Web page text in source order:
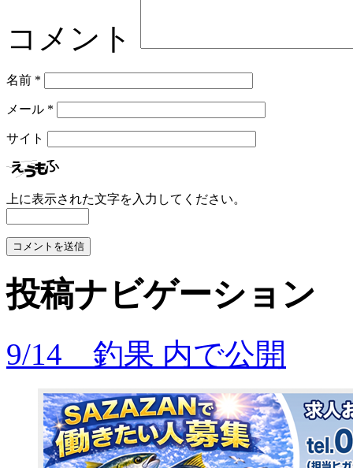
コメント
名前 *
メール *
サイト
上に表示された文字を入力してください。
投稿ナビゲーション
9/14 釣果 内で公開